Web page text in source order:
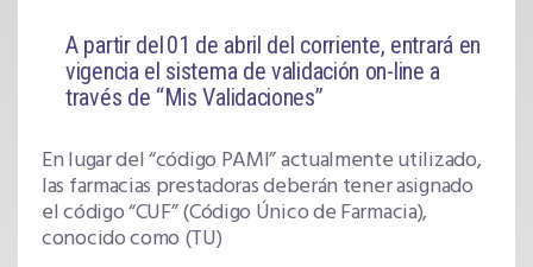
A partir del 01 de abril del corriente, entrará en
vigencia el sistema de validación on-line a
través de “Mis Validaciones”
En lugar del “código PAMI” actualmente utilizado,
las farmacias prestadoras deberán tener asignado
el código “CUF” (Código Único de Farmacia),
conocido como (TU)